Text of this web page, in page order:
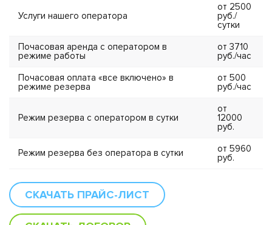
Услуги нашего оператора
от 2500
руб./
сутки
Почасовая аренда с оператором в
режиме работы
от 3710
руб./час
Почасовая оплата «все включено» в
режиме резерва
от 500
руб./час
Режим резерва с оператором в сутки
от
12000
руб.
Режим резерва без оператора в сутки
от 5960
руб.
СКАЧАТЬ ПРАЙС-ЛИСТ